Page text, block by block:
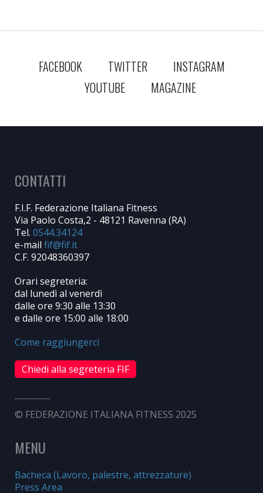
FACEBOOK TWITTER
INSTAGRAM
YOUTUBE
MAGAZINE
CONTATTI
F.I.F. Federazione Italiana Fitness
Via Paolo Costa,2 - 48121 Ravenna (RA)
Tel. 0544.34124
e-mail
C.F. 92048360397
Orari segreteria:
dal lunedì al venerdì
dalle ore 9:30 alle 13:30
e dalle ore 15:00 alle 18:00
Come raggiungerci
Chiedi alla segreteria FIF
© FEDERAZIONE ITALIANA FITNESS 2025
MENU
Bacheca (Lavoro, palestre, attrezzature)
Press Area